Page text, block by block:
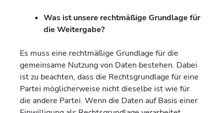
Was ist unsere rechtmäßige Grundlage für
die Weitergabe?
Es muss eine rechtmäßige Grundlage für die
gemeinsame Nutzung von Daten bestehen. Dabei
ist zu beachten, dass die Rechtsgrundlage für eine
Partei möglicherweise nicht dieselbe ist wie für
die andere Partei. Wenn die Daten auf Basis einer